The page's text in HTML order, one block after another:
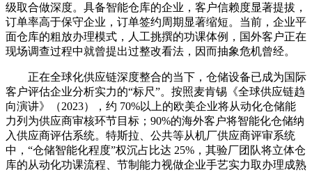
级取合做深度。具备智能仓库的企业，客户信赖度显著提拔，
订单率高于保守企业，订单签约周期显著缩短。当前，企业平
面仓库的粗放办理模式，人工挑撰的功课体例，国外客户正在
现场调查过程中就曾提出过整改看法，因而抽象危机曾经。
正在全球化供应链深度整合的当下，仓储设备已成为国际
客户评估企业分析实力的“标尺”。按照麦肯锡《全球供应链趋
向演讲》（2023），约 70%以上的欧美企业将从动化仓储能
力列为供应商审核环节目标；90%的海外客户将智能化仓储纳
入供应商评估系统。特斯拉、公共等从机厂供应商评审系统
中，“仓储智能化程度”权沉占比达 25%，其验厂团队将立体仓
库的从动化功课流程、节制能力视做企业手艺实力取办理成熟